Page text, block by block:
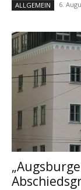
ALLGEMEIN 6.